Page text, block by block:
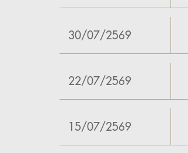
30/07/2569
22/07/2569
15/07/2569